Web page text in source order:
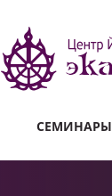
СЕМИНАРЫ